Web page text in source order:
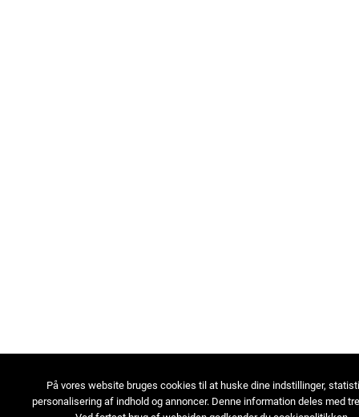
På vores website bruges cookies til at huske dine indstillinger,
personalisering af indhold og annoncer. Denne information deles med